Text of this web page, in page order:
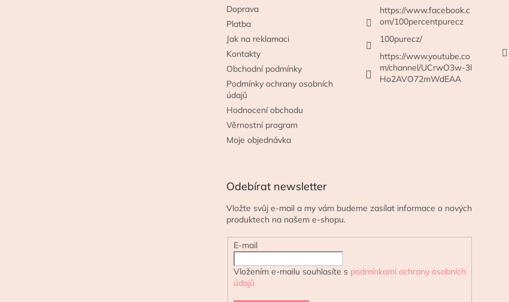
Doprava
Platba
Jak na reklamaci
Kontakty
Obchodní podmínky
Podmínky ochrany osobních
údajů
Hodnocení obchodu
Věrnostní program
Moje objednávka
https://www.facebook.c
om/100percentpurecz
100purecz/
https://www.youtube.co
m/channel/UCrwO3w-3l
Ho2AVO72mWdEAA
Odebírat newsletter
Vložte svůj e-mail a my vám budeme zasílat informace o nových
produktech na našem e-shopu.
E-mail
Vložením e-mailu souhlasíte s podmínkami ochrany osobních
údajů